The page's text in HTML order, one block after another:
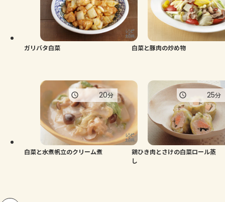
ガリバタ白菜 白菜と豚肉の炒め物
白菜と水煮帆立のクリーム煮
20分
鶏ひき肉とさけの白菜ロール蒸
し
25分